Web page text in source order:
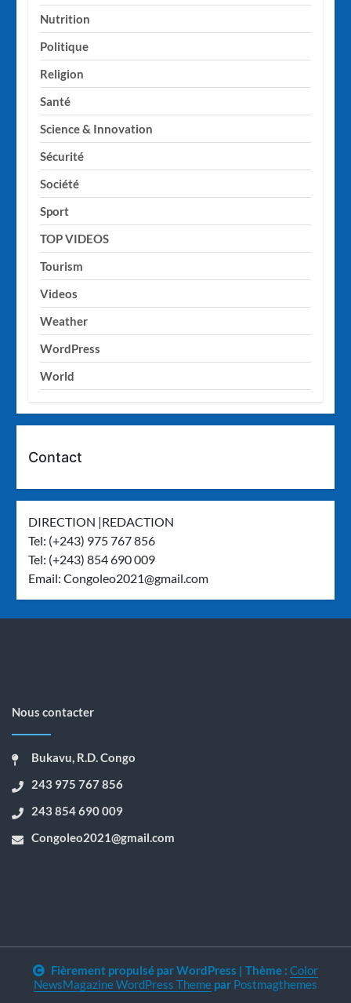
Nutrition
Politique
Religion
Santé
Science & Innovation
Sécurité
Société
Sport
TOP VIDEOS
Tourism
Videos
Weather
WordPress
World
Contact
DIRECTION |REDACTION
Tel: (+243) 975 767 856
Tel: (+243) 854 690 009
Email:Congoleo2021@gmail.com
Nous contacter
Bukavu, R.D. Congo
243 975 767 856
243 854 690 009
Congoleo2021@gmail.com
Fièrement propulsé par WordPress | Thème : Color
NewsMagazine WordPress Theme par Postmagthemes